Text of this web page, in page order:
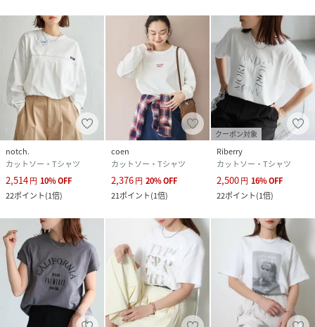
notch.
カットソー・Tシャツ
2,514円 10%OFF
22ポイント(1倍)
coen
カットソー・Tシャツ
2,376円 20%OFF
21ポイント(1倍)
クーポン対象
Riberry
カットソー・Tシャツ
2,500円 16%OFF
22ポイント(1倍)